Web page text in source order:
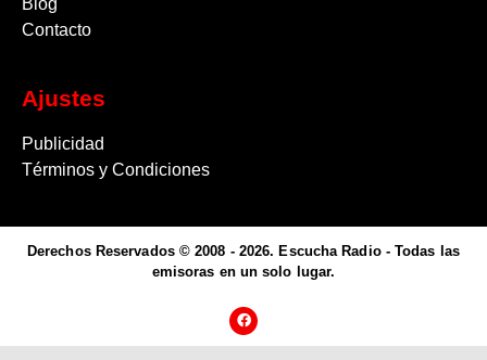
Contacto
Ajustes
Publicidad
Términos y Condiciones
Derechos Reservados © 2008 - 2026. Escucha Radio - Todas las
emisoras en un solo lugar.